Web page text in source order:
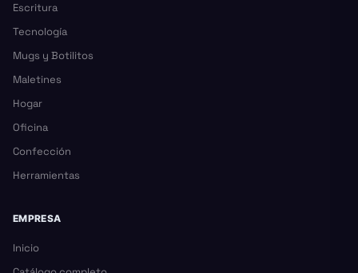
Escritura
Tecnología
Mugs y Botilitos
Maletines
Hogar
Oficina
Confección
Herramientas
EMPRESA
Inicio